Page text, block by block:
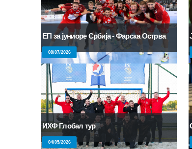
ЕП за јуниоре Србија - Фарска Острва
08/07/2026
ИХФ Глобал тур
04/05/2026